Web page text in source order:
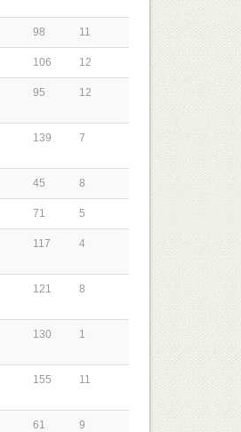
98 11
106 12
95 12
139 7
45 8
71 5
117 4
121 8
130 1
155 11
61 9